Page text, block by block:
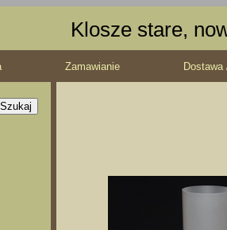
Klosze stare,
Zamawianie